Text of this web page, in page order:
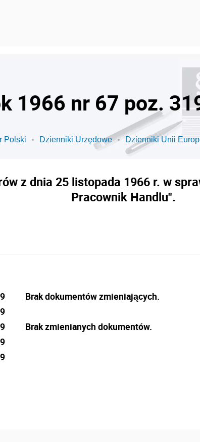
1966 nr 67 poz.
Polski Dzienniki Urzędowe Dzienniki Unii
z dnia 25 listopada 1966 r. w
Pracownik Handlu".
Brak dokumentów zmieniających.
Brak zmienianych dokumentów.